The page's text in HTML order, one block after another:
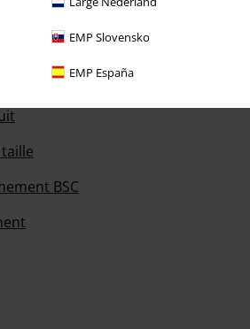
EMP Slovensko
EMP España
BSC